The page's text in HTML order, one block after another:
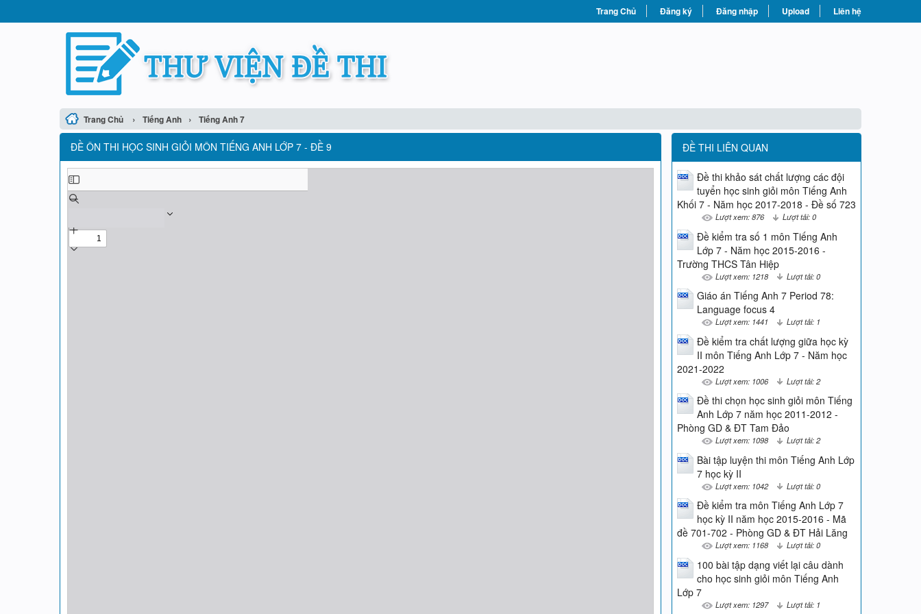
Trang Chủ Đăng ký Đăng nhập Upload Liên hệ
Trang Chủ › Tiếng Anh › Tiếng Anh 7
ĐỀ ÔN THI HỌC SINH GIỎI MÔN TIẾNG ANH LỚP 7 - ĐỀ 9 ĐỀ THI LIÊN QUAN
Đề thi khảo sát chất lượng các đội
tuyển học sinh giỏi môn Tiếng Anh
Khối 7 - Năm học 2017-2018 - Đề số 723
Lượt xem: 876 Lượt tải: 0
Đề kiểm tra số 1 môn Tiếng Anh
Lớp 7 - Năm học 2015-2016 -
Trường THCS Tân Hiệp
Lượt xem: 1218 Lượt tải: 0
Giáo án Tiếng Anh 7 Period 78:
Language focus 4
Lượt xem: 1441 Lượt tải: 1
Đề kiểm tra chất lượng giữa học kỳ
II môn Tiếng Anh Lớp 7 - Năm học
2021-2022
Lượt xem: 1006 Lượt tải: 2
Đề thi chọn học sinh giỏi môn Tiếng
Anh Lớp 7 năm học 2011-2012 -
Phòng GD & ĐT Tam Đảo
Lượt xem: 1098 Lượt tải: 2
Bài tập luyện thi môn Tiếng Anh Lớp
7 học kỳ II
Lượt xem: 1042 Lượt tải: 0
Đề kiểm tra môn Tiếng Anh Lớp 7
học kỳ II năm học 2015-2016 - Mã
đề 701-702 - Phòng GD & ĐT Hải Lăng
Lượt xem: 1168 Lượt tải: 0
100 bài tập dạng viết lại câu dành
cho học sinh giỏi môn Tiếng Anh
Lớp 7
Lượt xem: 1297 Lượt tải: 1